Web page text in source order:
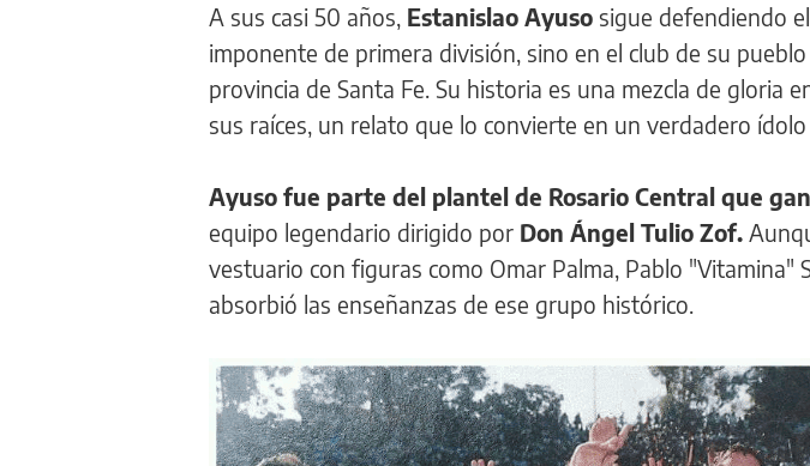
A sus casi 50 años, Estanislao Ayuso sigue defendiendo
imponente de primera división, sino en el club de su
provincia de Santa Fe. Su historia es una mezcla de gloria
sus raíces, un relato que lo convierte en un verdadero ídolo
Ayuso fue parte del plantel de Rosario Central que
equipo legendario dirigido por Don Ángel Tulio Zof.
vestuario con figuras como Omar Palma, Pablo "Vitamina"
absorbió las enseñanzas de ese grupo histórico.